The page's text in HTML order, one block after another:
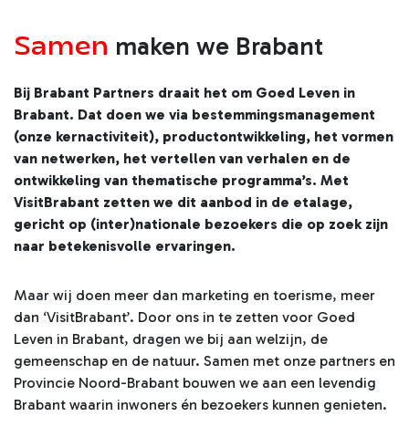
Samen maken we Brabant
Bij Brabant Partners draait het om Goed Leven in
Brabant. Dat doen we via bestemmingsmanagement
(onze kernactiviteit), productontwikkeling, het vormen
van netwerken, het vertellen van verhalen en de
ontwikkeling van thematische programma’s. Met
VisitBrabant zetten we dit aanbod in de etalage,
gericht op (inter)nationale bezoekers die op zoek zijn
naar betekenisvolle ervaringen.
Maar wij doen meer dan marketing en toerisme, meer
dan ‘VisitBrabant’. Door ons in te zetten voor Goed
Leven in Brabant, dragen we bij aan welzijn, de
gemeenschap en de natuur. Samen met onze partners en
Provincie Noord-Brabant bouwen we aan een levendig
Brabant waarin inwoners én bezoekers kunnen genieten.